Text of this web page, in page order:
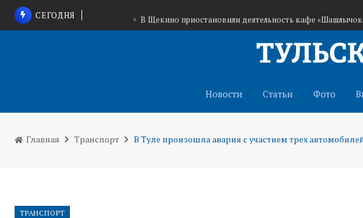
СЕГОДНЯ В Щекино приостановили деятельность кафе «Шашлычок»
На трассе в Запорожской области запущена система оповещения о
Новости Статьи Фото
Главная Транспорт В Туле произошла авария с участием трех
ТРАНСПОРТ